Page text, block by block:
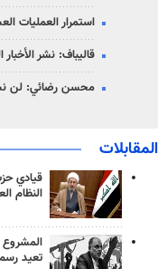
استمرار العمليات
قاليباف: نشر
محسن رضائي: لن
المقابلات
قيادي
النظام
المشروع
تعيد